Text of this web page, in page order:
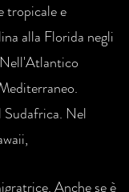
tropicale e
alla Florida negli
Sudafrica. Nel
Anche se è